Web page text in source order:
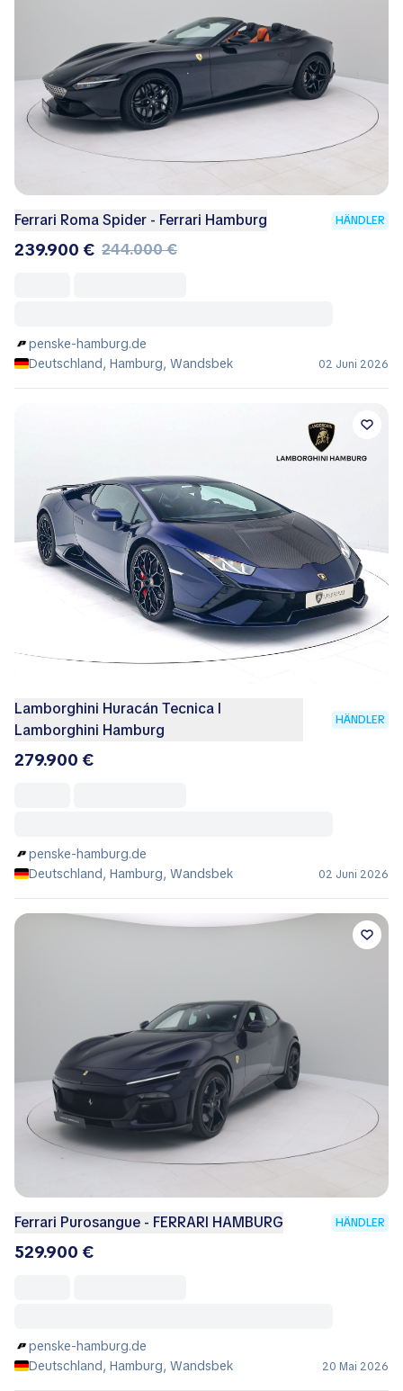
Ferrari Roma Spider - Ferrari Hamburg HÄNDLER
239.900 € 244.000 €
penske-hamburg.de
Deutschland, Hamburg, Wandsbek
02 Juni 2026
Lamborghini Huracán Tecnica I
Lamborghini Hamburg
HÄNDLER
279.900 €
penske-hamburg.de
Deutschland, Hamburg, Wandsbek
02 Juni 2026
Ferrari Purosangue - FERRARI HAMBURG HÄNDLER
529.900 €
penske-hamburg.de
Deutschland, Hamburg, Wandsbek
20 Mai 2026